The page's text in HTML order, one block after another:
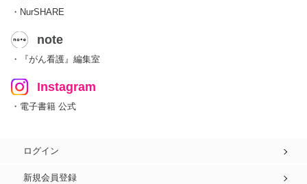
・NurSHARE
note
・『がん看護』編集室
Instagram
・電子書籍 公式
ログイン
新規会員登録